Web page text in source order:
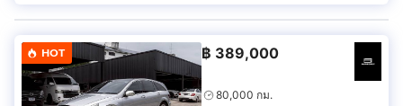
HOT ฿ 389,000
80,000 กม.